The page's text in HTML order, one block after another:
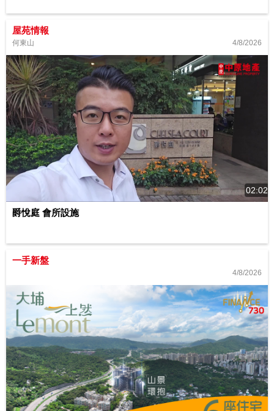
屋苑情報
何東山 4/8/2026
02:02
爵悅庭 會所設施
一手新盤
4/8/2026